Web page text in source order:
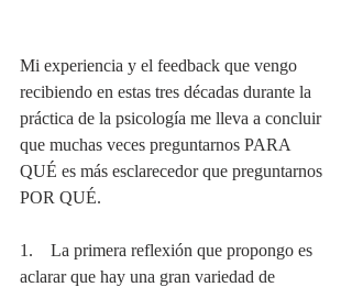
Mi experiencia y el feedback que vengo
recibiendo en estas tres décadas durante la
práctica de la psicología me lleva a concluir
que muchas veces preguntarnos PARA
QUÉ es más esclarecedor que preguntarnos
POR QUÉ.
1.    La primera reflexión que propongo es
aclarar que hay una gran variedad de